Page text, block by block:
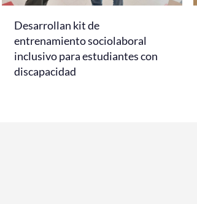
Desarrollan kit de
entrenamiento sociolaboral
inclusivo para estudiantes con
discapacidad